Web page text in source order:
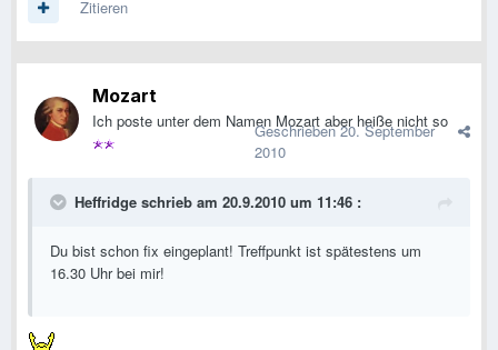
Zitieren
Mozart
Ich poste unter dem Namen Mozart aber heiße nicht so
Geschrieben20. September
2010
Heffridge schrieb am 20.9.2010 um 11:46 :
Du bist schon fix eingeplant! Treffpunkt ist spätestens um
16.30 Uhr bei mir!